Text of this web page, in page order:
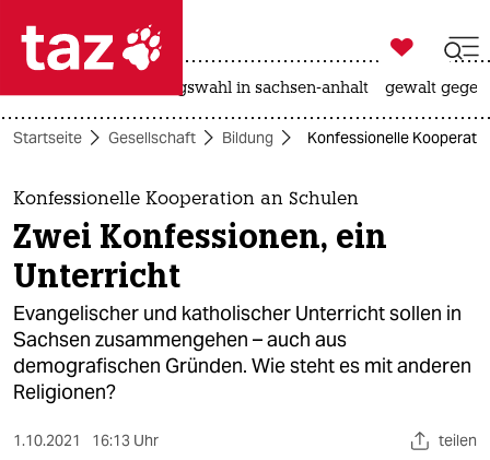
 taz zahl ich
taz zahl ich
themen
politik
öko
gesellschaft
kultur
sport

taz zahl ich
landtagswahl in sachsen-anhalt gewalt
Startseite Gesellschaft Bildung Konfessionelle
Konfessionelle Kooperation an Schulen
Zwei Konfessionen, ein
Unterricht
Evangelischer und katholischer Unterricht sollen in
Sachsen zusammengehen – auch aus
demografischen Gründen. Wie steht es mit anderen
Religionen?
1.10.2021 16:13 Uhr teilen